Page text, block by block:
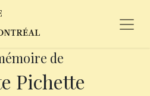
de
Pichette